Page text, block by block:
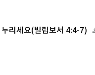
리세요(빌립보서 4:4-7)